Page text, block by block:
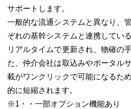
サポートします。
一般的な流通システムと異なり、
ぞれの基幹システムと連携してい
リアルタイムで更新され、物確の
た、仲介会社は取込みやポータル
載がワンクリックで可能になるた
的に短縮されます。
※1・・一部オプション機能あり